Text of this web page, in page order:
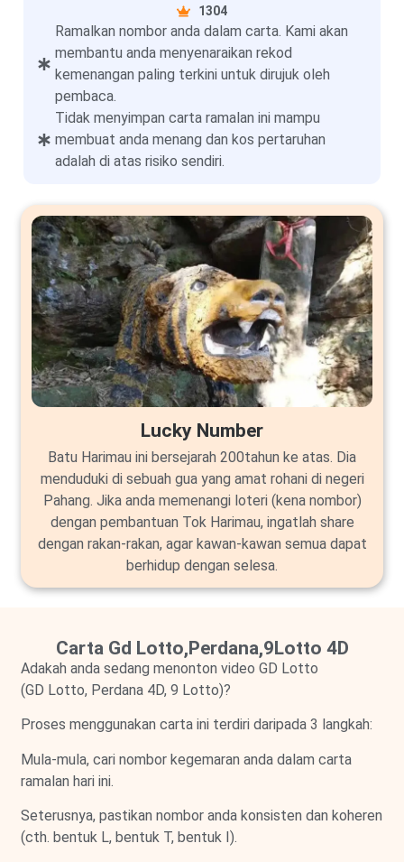
1304
Ramalkan nombor anda dalam carta. Kami akan
membantu anda menyenaraikan rekod
kemenangan paling terkini untuk dirujuk oleh
pembaca.
Tidak menyimpan carta ramalan ini mampu
membuat anda menang dan kos pertaruhan
adalah di atas risiko sendiri.
Lucky Number
Batu Harimau ini bersejarah 200tahun ke atas. Dia
menduduki di sebuah gua yang amat rohani di negeri
Pahang. Jika anda memenangi loteri (kena nombor)
dengan pembantuan Tok Harimau, ingatlah share
dengan rakan-rakan, agar kawan-kawan semua dapat
berhidup dengan selesa.
Carta Gd Lotto,Perdana,9Lotto 4D
Adakah anda sedang menonton video GD Lotto
(GD Lotto, Perdana 4D, 9 Lotto)?
Proses menggunakan carta ini terdiri daripada 3 langkah:
Mula-mula, cari nombor kegemaran anda dalam carta
ramalan hari ini.
Seterusnya, pastikan nombor anda konsisten dan koheren
(cth. bentuk L, bentuk T, bentuk I).